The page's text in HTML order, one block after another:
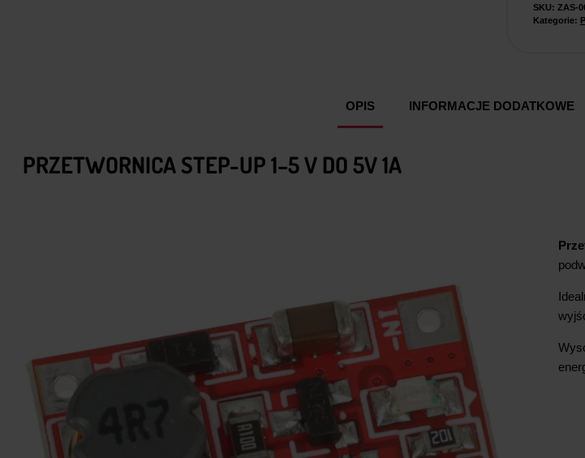
SKU: ZAS-
Kategorie:
OPIS INFORMACJE DODATKOWE
PRZETWORNICA STEP-UP 1–5 V DO 5V 1A